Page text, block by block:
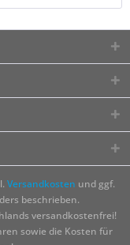
Versandkosten und ggf.
beschrieben.
versandkostenfrei!
sowie die Kosten für